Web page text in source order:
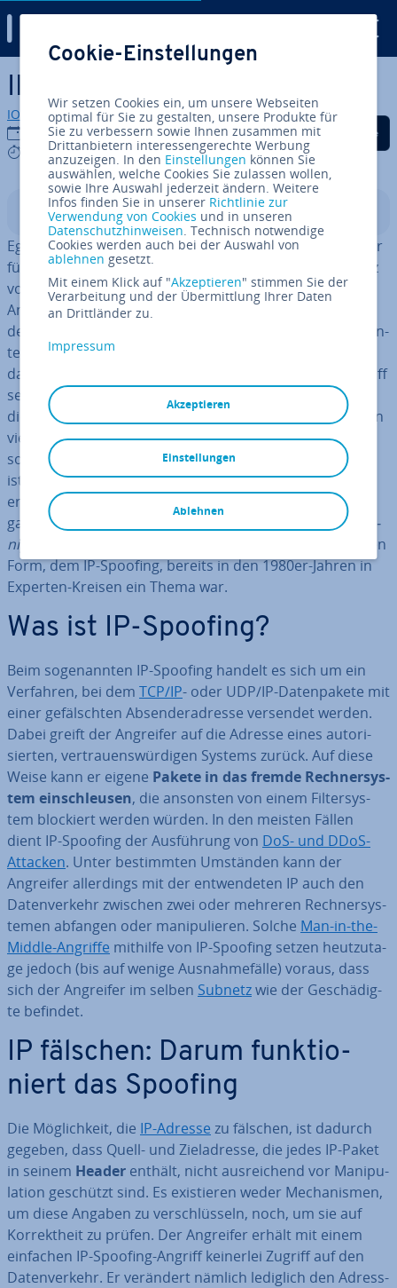
Zum Haupt­in­halt springen
IP-Spoofing
IONOS Redaktion
21.11.2023
6 mins
Auf Facebook teilen
Auf Twitter teilen
Auf LinkedIn
In­halts­ver­zeich­nis
Egal, ob Sie als Pri­vat­per­son im Internet unterwegs oder
für ein lokales Netzwerk ver­ant­wort­lich sind: Der Schutz
vor un­be­fug­ten Zugriffen und sys­tem­schä­di­gen­den
Angriffen spielt stets eine wichtige Rolle. Auf ver­schie­
dens­ten Wegen ver­schaf­fen sich Kri­mi­nel­le seit Jahr­zehn­
ten
Zugriff auf fremde Com­pu­ter­sys­te­me
dabei mal kleinere, mal größere Schäden an. Vom Angriff
selbst bekommt man in der Regel gar nichts mit, sofern
die Ein­dring­lin­ge ihr Handwerk verstehen. Ferner wissen
viele Cy­ber­kri­mi­nel­le auch ihreSpuren zu ver­wi­schen
sodass es mit ge­wöhn­li­chen Mitteln nahezu unmöglich
ist, den Ursprung der Attacken im Nach­hin­ein zu
ermitteln. Eine der be­lieb­tes­ten Techniken der Cy­ber­
gangs­ter ist von jeher das so­ge­nann­te Spoofing (dt.
Ma­
ni­pu­la­ti­on
), das in seiner ur­sprüng­li­chen
Form, dem IP-Spoofing, bereits in den 1980er-Jahren in
Experten-Kreisen ein Thema war.
Was ist IP-Spoofing?
Beim so­ge­nann­ten IP-Spoofing handelt es sich um ein
Verfahren, bei dem TCP/IP- oder UDP/IP-Da­ten­pa­ke­te mit
einer ge­fälsch­ten Ab­sen­der­adres­se versendet werden.
Dabei greift der Angreifer auf die Adresse eines au­to­ri­
sier­ten, ver­trau­ens­wür­di­gen Systems zurück. Auf diese
Weise kann er eigene Pakete in das fremde Rech­ner­sys­
tem ein­schleu­sen, die ansonsten von einem Fil­ter­sys­
tem blockiert werden würden. In den meisten Fällen
dient IP-Spoofing der Aus­füh­rung von DoS- und DDoS-
Attacken. Unter be­stimm­ten Umständen kann der
Angreifer al­ler­dings mit der ent­wen­de­ten IP auch den
Da­ten­ver­kehr zwischen zwei oder mehreren Rech­ner­sys­
te­men abfangen oder ma­ni­pu­lie­ren. Solche Man-in-the-
Middle-Angriffe mithilfe von IP-Spoofing setzen heut­zu­ta­
ge jedoch (bis auf wenige Aus­nah­me­fäl­le) voraus, dass
sich der Angreifer im selben Subnetzwie der Ge­schä­dig­
te befindet.
IP fälschen: Darum funk­tio­
niert das Spoofing
Die Mög­lich­keit, die IP-Adresse zu fälschen, ist dadurch
gegeben, dass Quell- und Ziel­adres­se, die jedes IP-Paket
in seinem Header enthält, nicht aus­rei­chend vor Ma­ni­pu­
la­ti­on geschützt sind. Es exis­tie­ren weder Me­cha­nis­men,
um diese Angaben zu ver­schlüs­seln, noch, um sie auf
Kor­rekt­heit zu prüfen. Der Angreifer erhält mit einem
einfachen IP-Spoofing-Angriff keinerlei Zugriff auf den
Da­ten­ver­kehr. Er verändert nämlich lediglich den Adress­
Cookie-Einstellungen
Wir setzen Cookies ein, um unsere Webseiten
optimal für Sie zu gestalten, unsere Produkte für
Sie zu verbessern sowie Ihnen zusammen mit
Drittanbietern interessengerechte Werbung
anzuzeigen. In den Einstellungen können Sie
auswählen, welche Cookies Sie zulassen wollen,
sowie Ihre Auswahl jederzeit ändern. Weitere
Infos finden Sie in unserer Richtlinie zur
Verwendung von Cookies und in unseren
Datenschutzhinweisen. Technisch notwendige
Cookies werden auch bei der Auswahl von
ablehnen gesetzt.
Mit einem Klick auf "Akzeptieren" stimmen Sie der
Verarbeitung und der Übermittlung Ihrer Daten
an Drittländer zu.
Impressum
Akzeptieren
Ablehnen
Einstellungen